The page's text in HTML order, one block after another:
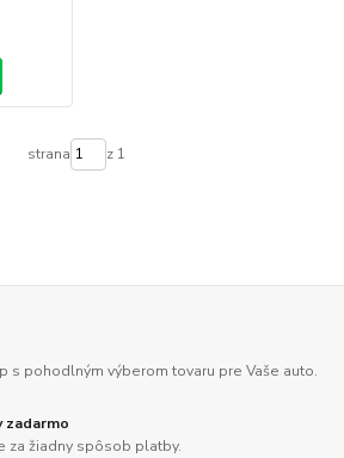
strana z 1
s pohodlným výberom tovaru pre Vaše auto.
za žiadny spôsob platby.